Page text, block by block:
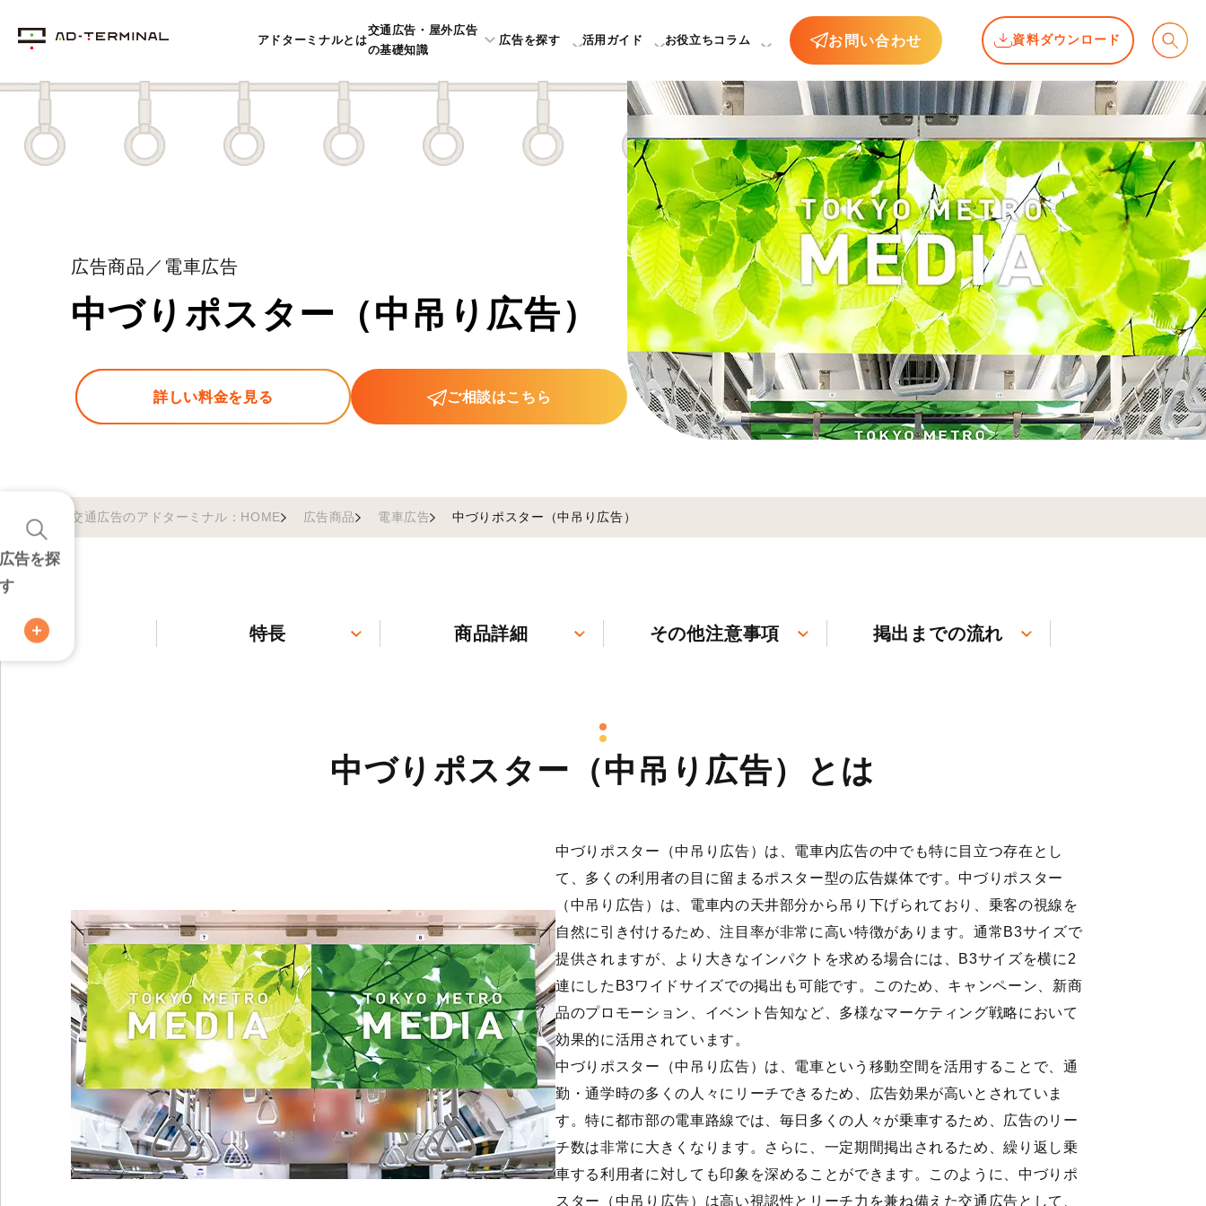
広告を探
す
アドターミナルとは
交通広告・屋外広告
の基礎知識
広告を探す 活用ガイド お役立ちコラム お問い合わせ 資料ダウンロード
広告商品／電車広告
中づりポスター（中吊り広告）
詳しい料金を見る ご相談はこちら
交通広告のアドターミナル：HOME 広告商品 電車広告 中づりポスター（中吊り広告）
特長 商品詳細 その他注意事項 掲出までの流れ
中づりポスター（中吊り広告）とは
中づりポスター（中吊り広告）は、電車内広告の中でも特に目立つ存在とし
て、多くの利用者の目に留まるポスター型の広告媒体です。中づりポスター
（中吊り広告）は、電車内の天井部分から吊り下げられており、乗客の視線を
自然に引き付けるため、注目率が非常に高い特徴があります。通常B3サイズで
提供されますが、より大きなインパクトを求める場合には、B3サイズを横に2
連にしたB3ワイドサイズでの掲出も可能です。このため、キャンペーン、新商
品のプロモーション、イベント告知など、多様なマーケティング戦略において
効果的に活用されています。
中づりポスター（中吊り広告）は、電車という移動空間を活用することで、通
勤・通学時の多くの人々にリーチできるため、広告効果が高いとされていま
す。特に都市部の電車路線では、毎日多くの人々が乗車するため、広告のリー
チ数は非常に大きくなります。さらに、一定期間掲出されるため、繰り返し乗
車する利用者に対しても印象を深めることができます。このように、中づりポ
スター（中吊り広告）は高い視認性とリーチ力を兼ね備えた交通広告として、